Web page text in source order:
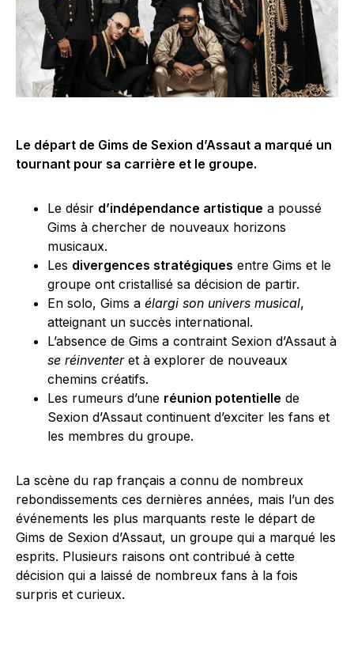
Le départ de Gims de Sexion d’Assaut a marqué un
tournant pour sa carrière et le groupe.
Le désir d’indépendance artistique a poussé
Gims à chercher de nouveaux horizons
musicaux.
Les divergences stratégiques entre Gims et le
groupe ont cristallisé sa décision de partir.
En solo, Gims a élargi son univers musical,
atteignant un succès international.
L’absence de Gims a contraint Sexion d’Assaut à
se réinventeret à explorer de nouveaux
chemins créatifs.
Les rumeurs d’une réunion potentielle de
Sexion d’Assaut continuent d’exciter les fans et
les membres du groupe.
La scène du rap français a connu de nombreux
rebondissements ces dernières années, mais l’un des
événements les plus marquants reste le départ de
Gims de Sexion d’Assaut, un groupe qui a marqué les
esprits. Plusieurs raisons ont contribué à cette
décision qui a laissé de nombreux fans à la fois
surpris et curieux.